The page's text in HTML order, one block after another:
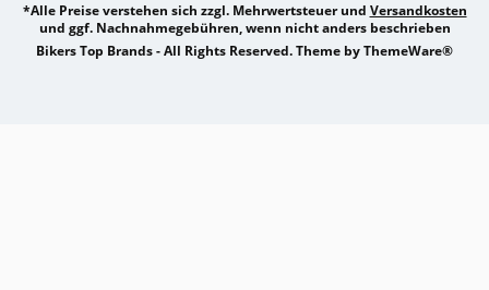
*Alle Preise verstehen sich zzgl. Mehrwertsteuer und Versandkosten
und ggf. Nachnahmegebühren, wenn nicht anders beschrieben
Bikers Top Brands - All Rights Reserved. Theme byThemeWare®